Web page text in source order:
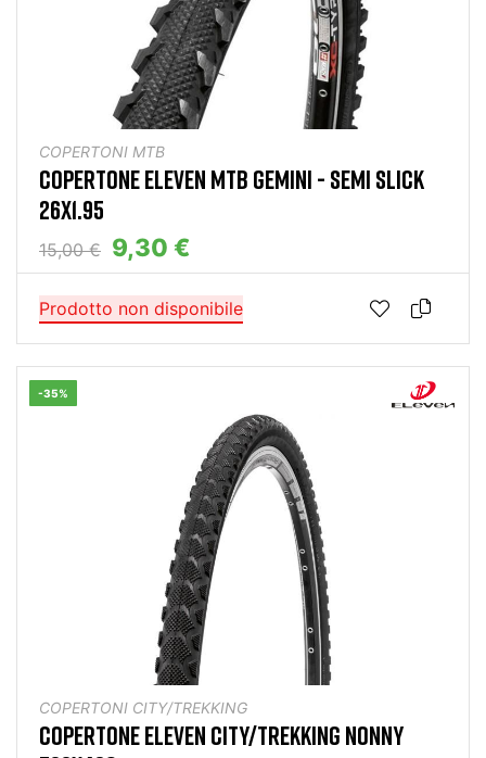
COPERTONI MTB
COPERTONE ELEVEN MTB GEMINI - SEMI SLICK
26X1.95
15,00 € 9,30 €
Prodotto non disponibile
-35%
COPERTONI CITY/TREKKING
COPERTONE ELEVEN CITY/TREKKING NONNY